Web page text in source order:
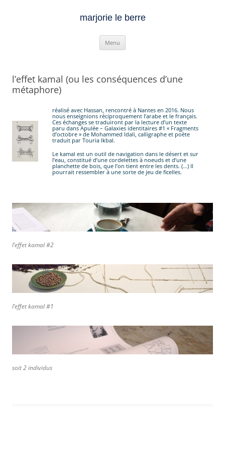
marjorie le berre
Menu
l’effet kamal (ou les conséquences d’une
métaphore)
réalisé avec Hassan, rencontré à Nantes en 2016. Nous
nous enseignions réciproquement l’arabe et le français.
Ces échanges se traduiront par la lecture d’un texte
paru dans Apulée – Galaxies identitaires #1 « Fragments
d’octobre » de Mohammed Idali, calligraphe et poète
traduit par Touria Ikbal.
Le kamal est un outil de navigation dans le désert et sur
l’eau, constitué d’une cordelettes à noeuds et d’une
planchette de bois, que l’on tient entre les dents. (…) Il
pourrait ressembler à une sorte de jeu de ficelles.
l’effet kamal #2
l’effet kamal #1
soit 2 individus